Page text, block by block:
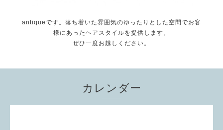
antiqueです。落ち着いた雰囲気のゆったりとした空間でお客
様にあったヘアスタイルを提供します。
ぜひ一度お越しください。
カレンダー